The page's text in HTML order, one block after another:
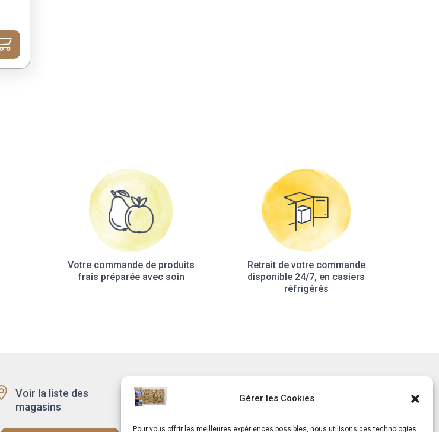
Gérer les Cookies
Pour vous offrir les meilleures expériences possibles, nous utilisons des technologies
Votre commande de produits
frais préparée avec soin
Retrait de votre commande
disponible 24/7, en casiers
réfrigérés
Voir la liste des
magasins
Recrutement
produits
Notre histoire